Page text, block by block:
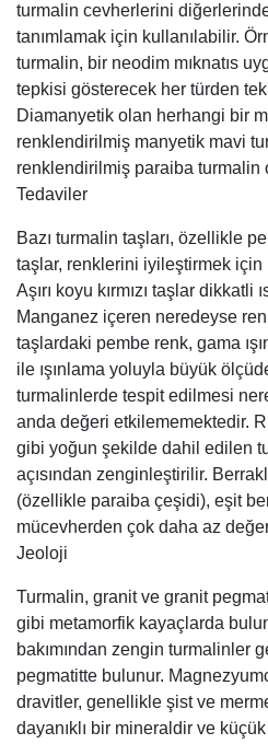
turmalin cevherlerini
tanımlamak için kullanılabilir.
turmalin, bir neodim mıknatıs
tepkisi gösterecek her türden
Diamanyetik olan herhangi bir
renklendirilmiş manyetik mavi
renklendirilmiş paraiba turmalin
Tedaviler
Bazı turmalin taşları, özellikle
taşlar, renklerini iyileştirmek için
Aşırı koyu kırmızı taşlar dikkatli
Manganez içeren neredeyse
taşlardaki pembe renk, gama
ile ışınlama yoluyla büyük
turmalinlerde tespit edilmesi
anda değeri etkilememektedir.
gibi yoğun şekilde dahil edilen
açısından zenginleştirilir.
(özellikle paraiba çeşidi), eşit
mücevherden çok daha az
Jeoloji
Turmalin, granit ve granit
gibi metamorfik kayaçlarda
bakımından zengin turmalinler
pegmatitte bulunur.
dravitler, genellikle şist ve
dayanıklı bir mineraldir ve